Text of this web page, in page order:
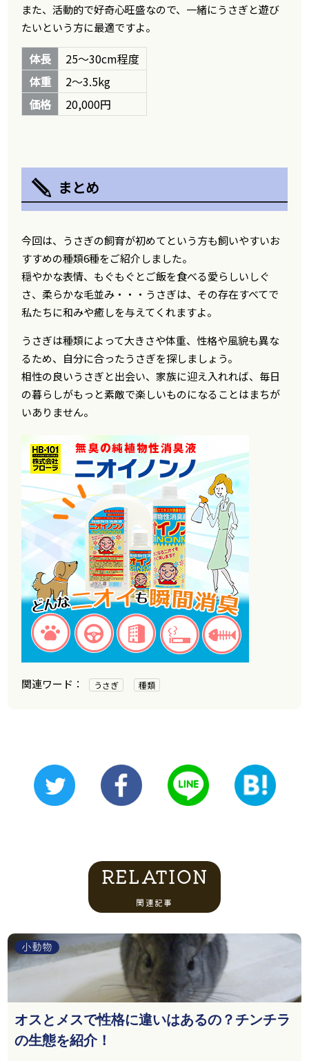
また、活動的で好奇心旺盛なので、一緒にうさぎと遊び
たいという方に最適ですよ。
体長
25～30cm程度
体重
2～3.5kg
価格
20,000円
まとめ
今回は、うさぎの飼育が初めてという方も飼いやすいお
すすめの種類6種をご紹介しました。
穏やかな表情、もぐもぐとご飯を食べる愛らしいしぐ
さ、柔らかな毛並み・・・うさぎは、その存在すべてで
私たちに和みや癒しを与えてくれますよ。
うさぎは種類によって大きさや体重、性格や風貌も異な
るため、自分に合ったうさぎを探しましょう。
相性の良いうさぎと出会い、家族に迎え入れれば、毎日
の暮らしがもっと素敵で楽しいものになることはまちが
いありません。
うさぎ 種類
RELATION
関連記事
小動物
オスとメスで性格に違いはあるの？チンチラ
の生態を紹介！